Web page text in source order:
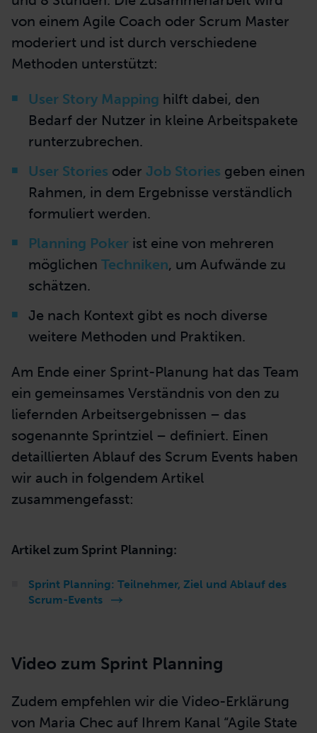
von einem Agile Coach oder Scrum Master
moderiert und ist durch verschiedene
Methoden unterstützt:
User Story Mapping hilft dabei, den
Bedarf der Nutzer in kleine Arbeitspakete
runterzubrechen.
User Stories oder Job Stories geben einen
Rahmen, in dem Ergebnisse verständlich
formuliert werden.
Planning Poker ist eine von mehreren
möglichen Techniken, um Aufwände zu
schätzen.
Je nach Kontext gibt es noch diverse
weitere Methoden und Praktiken.
Am Ende einer Sprint-Planung hat das Team
ein gemeinsames Verständnis von den zu
liefernden Arbeitsergebnissen – das
sogenannte Sprintziel – definiert. Einen
detaillierten Ablauf des Scrum Events haben
wir auch in folgendem Artikel
zusammengefasst:
Artikel zum Sprint Planning:
Sprint Planning: Teilnehmer, Ziel und Ablauf des
Scrum-Events
Video zum Sprint Planning
Zudem empfehlen wir die Video-Erklärung
von Maria Chec auf Ihrem Kanal “Agile State